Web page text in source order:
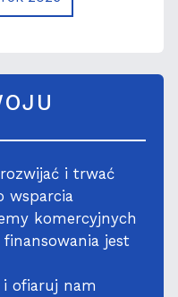
i trwać
wsparcia
komercyjnych
jest
ofiaruj nam